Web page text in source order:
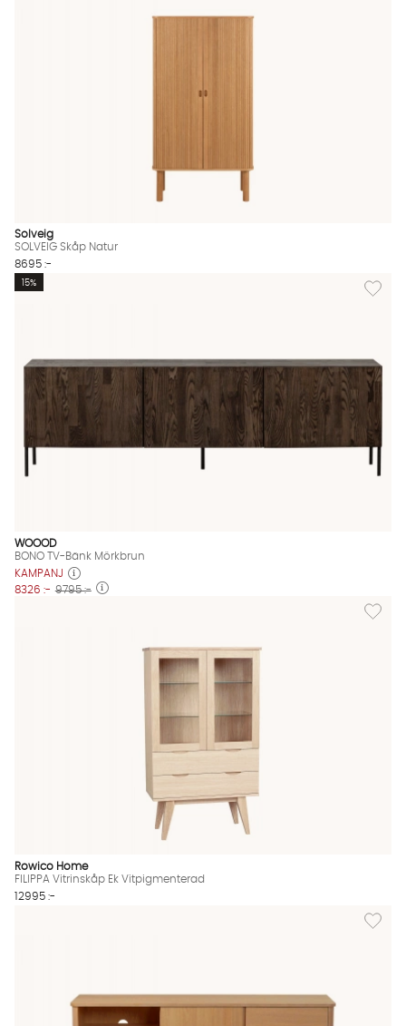
Solveig
SOLVEIG Skåp Natur
8695 :-
Lägg
15%
WOOOD
BONO TV-Bänk Mörkbrun
KAMPANJ
8326 :- 9795 :-
Lägg
Rowico Home
FILIPPA Vitrinskåp Ek Vitpigmenterad
12995 :-
Lägg